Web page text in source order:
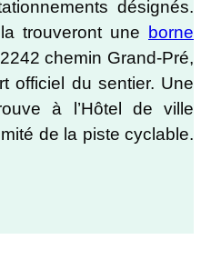
désignés.
trouveront une borne
2242 chemin Grand-Pré,
officiel du sentier. Une
à l’Hôtel de ville
de la piste cyclable.